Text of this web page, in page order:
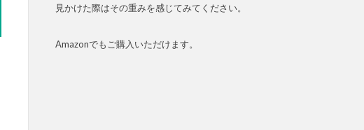
見かけた際はその重みを感じてみてください。
Amazonでもご購入いただけます。